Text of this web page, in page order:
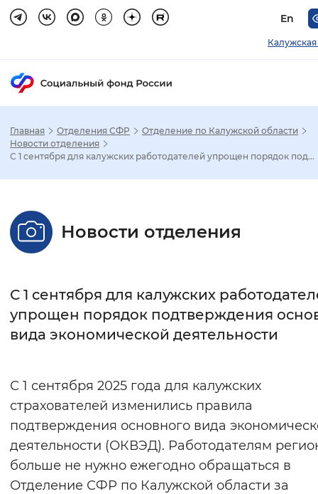
En
Калужская
Настройка режима отображения
Стандартный Увеличенный
Интервал между буквами
Цвет сайта
Монохромный Инверсивный
Синий фон
Главная Отделения СФР
Отделение по Калужской области
Новости отделения
С 1 сентября для калужских работодателей упрощен порядок под...
Новости отделения
С 1 сентября для калужских
упрощен порядок подтверждения
вида экономической деятельности
С 1 сентября 2025 года для калужских
страхователей изменились правила
подтверждения основного вида
деятельности (ОКВЭД). Работодателям
больше не нужно ежегодно обращаться в
Отделение СФР по Калужской области за